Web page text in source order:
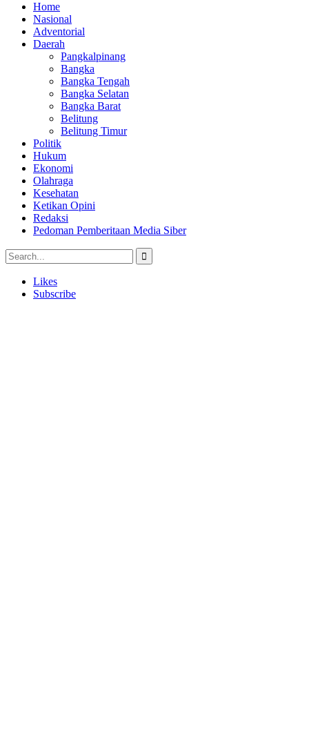
Home
Nasional
Adventorial
Daerah
Pangkalpinang
Bangka
Bangka Tengah
Bangka Selatan
Bangka Barat
Belitung
Belitung Timur
Politik
Hukum
Ekonomi
Olahraga
Kesehatan
Ketikan Opini
Redaksi
Pedoman Pemberitaan Media Siber
Likes
Subscribe